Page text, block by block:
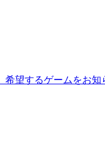
望するゲームをお知